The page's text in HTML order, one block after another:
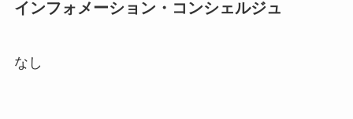
インフォメーション・コンシェルジュ
なし